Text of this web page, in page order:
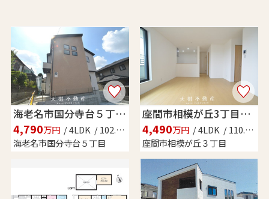
海老名市国分寺台５丁目 新築戸建て 全1棟【仲介手数料無料】
4,790万円 / 4LDK / 102.26㎡
海老名市国分寺台５丁目
座間市相模が丘3丁目 新築戸建て 全１棟【仲介手数料無料】
4,490万円 / 4LDK / 110.74㎡
座間市相模が丘３丁目